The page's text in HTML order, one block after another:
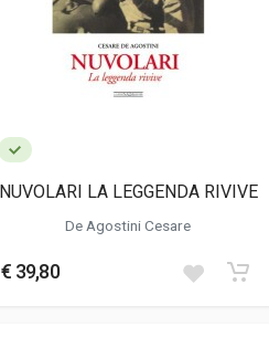
NUVOLARI LA LEGGENDA RIVIVE
De Agostini Cesare
€ 39,80